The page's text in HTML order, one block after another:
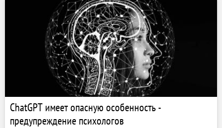
ChatGPT имеет опасную особенность -
предупреждение психологов